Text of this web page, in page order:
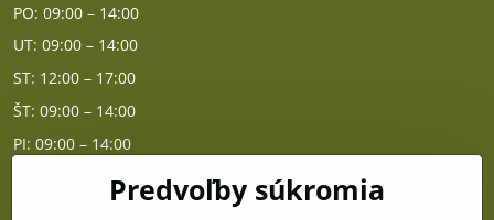
PO: 09:00 – 14:00
UT: 09:00 – 14:00
ST: 12:00 – 17:00
ŠT: 09:00 – 14:00
PI: 09:00 – 14:00
Predvoľby súkromia